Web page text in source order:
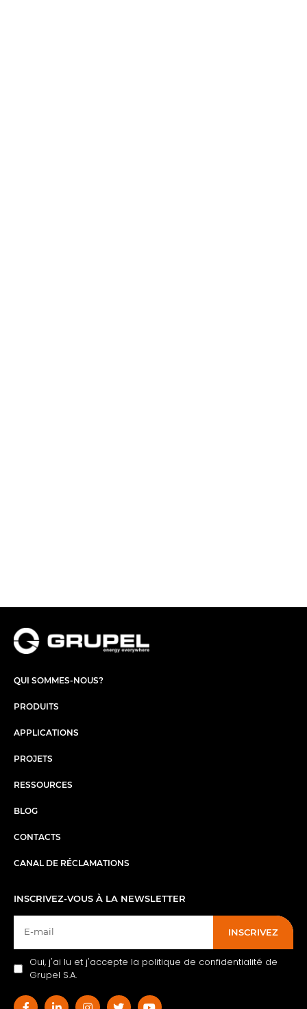
QUI SOMMES-NOUS?
PRODUITS
APPLICATIONS
PROJETS
RESSOURCES
BLOG
CONTACTS
CANAL DE RÉCLAMATIONS
INSCRIVEZ-VOUS À LA NEWSLETTER
INSCRIVEZ
Oui, j'ai lu et j'accepte la politique de confidentialité de
Grupel S.A.